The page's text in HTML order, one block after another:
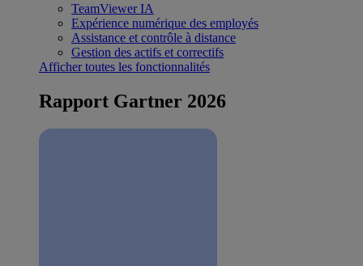
TeamViewer IA
Expérience numérique des employés
Assistance et contrôle à distance
Gestion des actifs et correctifs
Afficher toutes les fonctionnalités
Rapport Gartner 2026